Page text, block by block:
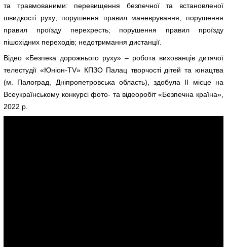
та травмованими: перевищення безпечної та встановленої
швидкості руху; порушення правил маневрування; порушення
правил проїзду перехресть; порушення правил проїзду
пішохідних переходів; недотримання дистанції.
Відео «Безпека дорожнього руху» – робота вихованців дитячої
телестудії «Юніон-TV» КПЗО Палац творчості дітей та юнацтва
(м. Палоград, Дніпропетровська область), здобула ІІ місце на
Всеукраїнському конкурсі фото- та відеоробіт «Безпечна країна»,
2022 р.